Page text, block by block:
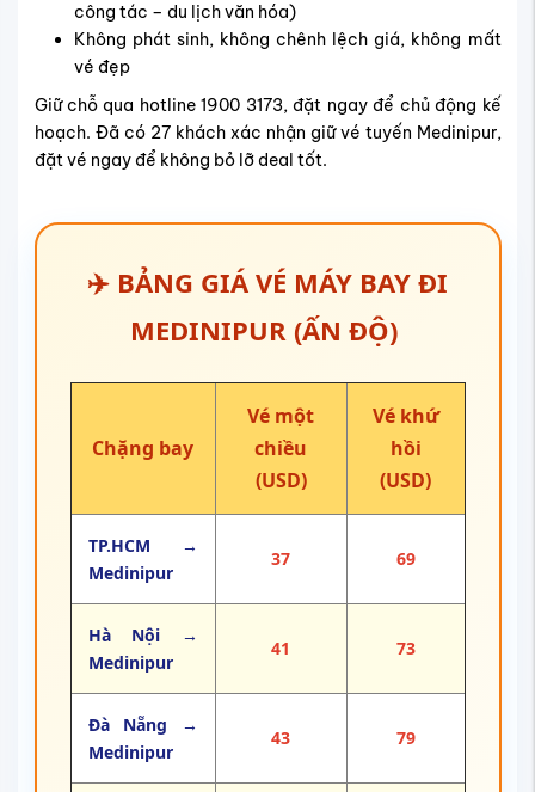
công tác – du lịch văn hóa)
Không phát sinh, không chênh lệch giá, không mất
vé đẹp
Giữ chỗ qua hotline 1900 3173, đặt ngay để chủ động kế
hoạch. Đã có 27 khách xác nhận giữ vé tuyến Medinipur,
đặt vé ngay để không bỏ lỡ deal tốt.
✈️ BẢNG GIÁ VÉ MÁY BAY ĐI
MEDINIPUR (ẤN ĐỘ)
Chặng bay
Vé một
chiều
(USD)
Vé khứ
hồi
(USD)
TP.HCM →
Medinipur
37 69
Hà Nội →
Medinipur
41 73
Đà Nẵng →
Medinipur
43 79